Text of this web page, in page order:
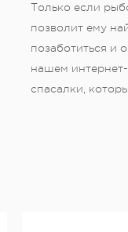
Только если
позволит ему
позаботиться и
нашем
спасалки,